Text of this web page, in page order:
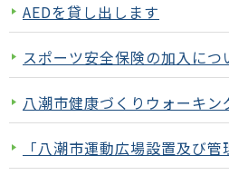
AEDを貸し出します
スポーツ安全保険の加入につ
八潮市健康づくりウォーキン
「八潮市運動広場設置及び